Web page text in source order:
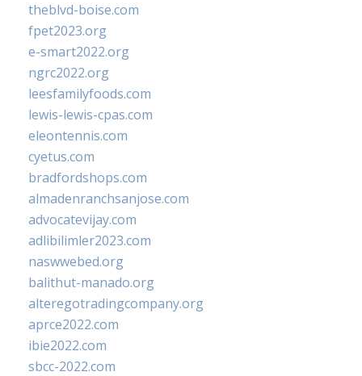
theblvd-boise.com
fpet2023.org
e-smart2022.org
ngrc2022.org
leesfamilyfoods.com
lewis-lewis-cpas.com
eleontennis.com
cyetus.com
bradfordshops.com
almadenranchsanjose.com
advocatevijay.com
adlibilimler2023.com
naswwebed.org
balithut-manado.org
alteregotradingcompany.org
aprce2022.com
ibie2022.com
sbcc-2022.com